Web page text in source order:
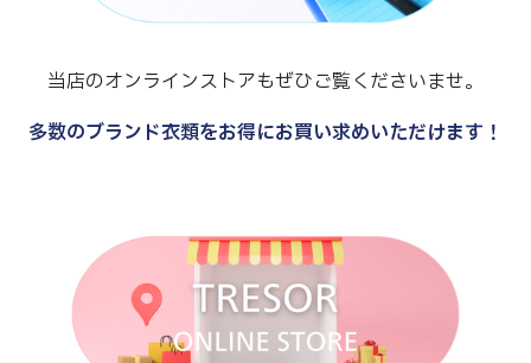
当店のオンラインストアもぜひご覧くださいませ。
多数のブランド衣類をお得にお買い求めいただけます！